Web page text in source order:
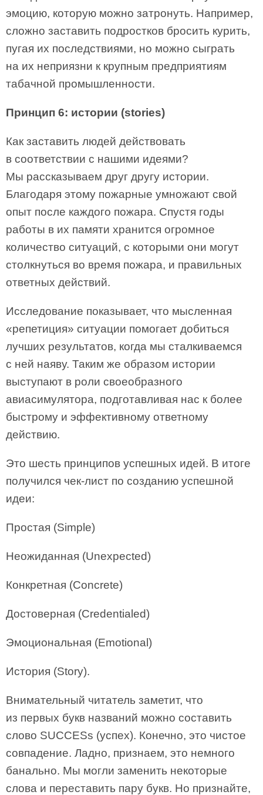
эмоцию, которую можно затронуть. Например,
сложно заставить подростков бросить курить,
пугая их последствиями, но можно сыграть
на их неприязни к крупным предприятиям
табачной промышленности.
Принцип 6: истории (stories)
Как заставить людей действовать
в соответствии с нашими идеями?
Мы рассказываем друг другу истории.
Благодаря этому пожарные умножают свой
опыт после каждого пожара. Спустя годы
работы в их памяти хранится огромное
количество ситуаций, с которыми они могут
столкнуться во время пожара, и правильных
ответных действий.
Исследование показывает, что мысленная
«репетиция» ситуации помогает добиться
лучших результатов, когда мы сталкиваемся
с ней наяву. Таким же образом истории
выступают в роли своеобразного
авиасимулятора, подготавливая нас к более
быстрому и эффективному ответному
действию.
Это шесть принципов успешных идей. В итоге
получился чек-лист по созданию успешной
идеи:
Простая (Simple)
Неожиданная (Unexpected)
Конкретная (Concrete)
Достоверная (Credentialed)
Эмоциональная (Emotional)
История (Story).
Внимательный читатель заметит, что
из первых букв названий можно составить
слово SUCCESs (успех). Конечно, это чистое
совпадение. Ладно, признаем, это немного
банально. Мы могли заменить некоторые
слова и переставить пару букв. Но признайте,